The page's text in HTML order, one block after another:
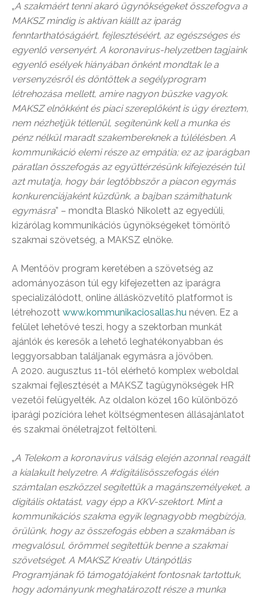
„A szakmáért tenni akaró ügynökségeket összefogva a
MAKSZ mindig is aktívan kiállt az iparág
fenntarthatóságáért, fejlesztéséért, az egészséges és
egyenlő versenyért. A koronavírus-helyzetben tagjaink
egyenlő esélyek hiányában önként mondtak le a
versenyzésről és döntöttek a segélyprogram
létrehozása mellett, amire nagyon büszke vagyok.
MAKSZ elnökként és piaci szereplőként is úgy éreztem,
nem nézhetjük tétlenül, segítenünk kell a munka és
pénz nélkül maradt szakembereknek a túlélésben. A
kommunikáció elemi része az empátia; ez az iparágban
páratlan összefogás az együttérzésünk kifejezésén túl
azt mutatja, hogy bár legtöbbször a piacon egymás
konkurenciájaként küzdünk, a bajban számíthatunk
egymásra” – mondta Blaskó Nikolett az egyedüli,
kizárólag kommunikációs ügynökségeket tömörítő
szakmai szövetség, a MAKSZ elnöke.
A Mentőöv program keretében a szövetség az
adományozáson túl egy kifejezetten az iparágra
specializálódott, online állásközvetítő platformot is
létrehozott www.kommunikaciosallas.hu néven. Ez a
felület lehetővé teszi, hogy a szektorban munkát
ajánlók és keresők a lehető leghatékonyabban és
leggyorsabban találjanak egymásra a jövőben.
A 2020. augusztus 11-től elérhető komplex weboldal
szakmai fejlesztését a MAKSZ tagügynökségek HR
vezetői felügyelték. Az oldalon közel 160 különböző
iparági pozícióra lehet költségmentesen állásajánlatot
és szakmai önéletrajzot feltölteni.
„A Telekom a koronavírus válság elején azonnal reagált
a kialakult helyzetre. A #digitálisösszefogás élén
számtalan eszközzel segítettük a magánszemélyeket, a
digitális oktatást, vagy épp a KKV-szektort. Mint a
kommunikációs szakma egyik legnagyobb megbízója,
örülünk, hogy az összefogás ebben a szakmában is
megvalósul, örömmel segítettük benne a szakmai
szövetséget. A MAKSZ Kreatív Utánpótlás
Programjának fő támogatójaként fontosnak tartottuk,
hogy adományunk meghatározott része a munka